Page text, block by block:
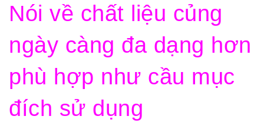
Nói về chất liệu củng
ngày càng đa dạng hơn
phù hợp như cầu mục
đích sử dụng